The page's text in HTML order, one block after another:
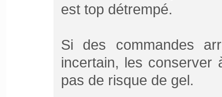
est top détrempé.
Si des commandes
incertain, les conserver
pas de risque de gel.